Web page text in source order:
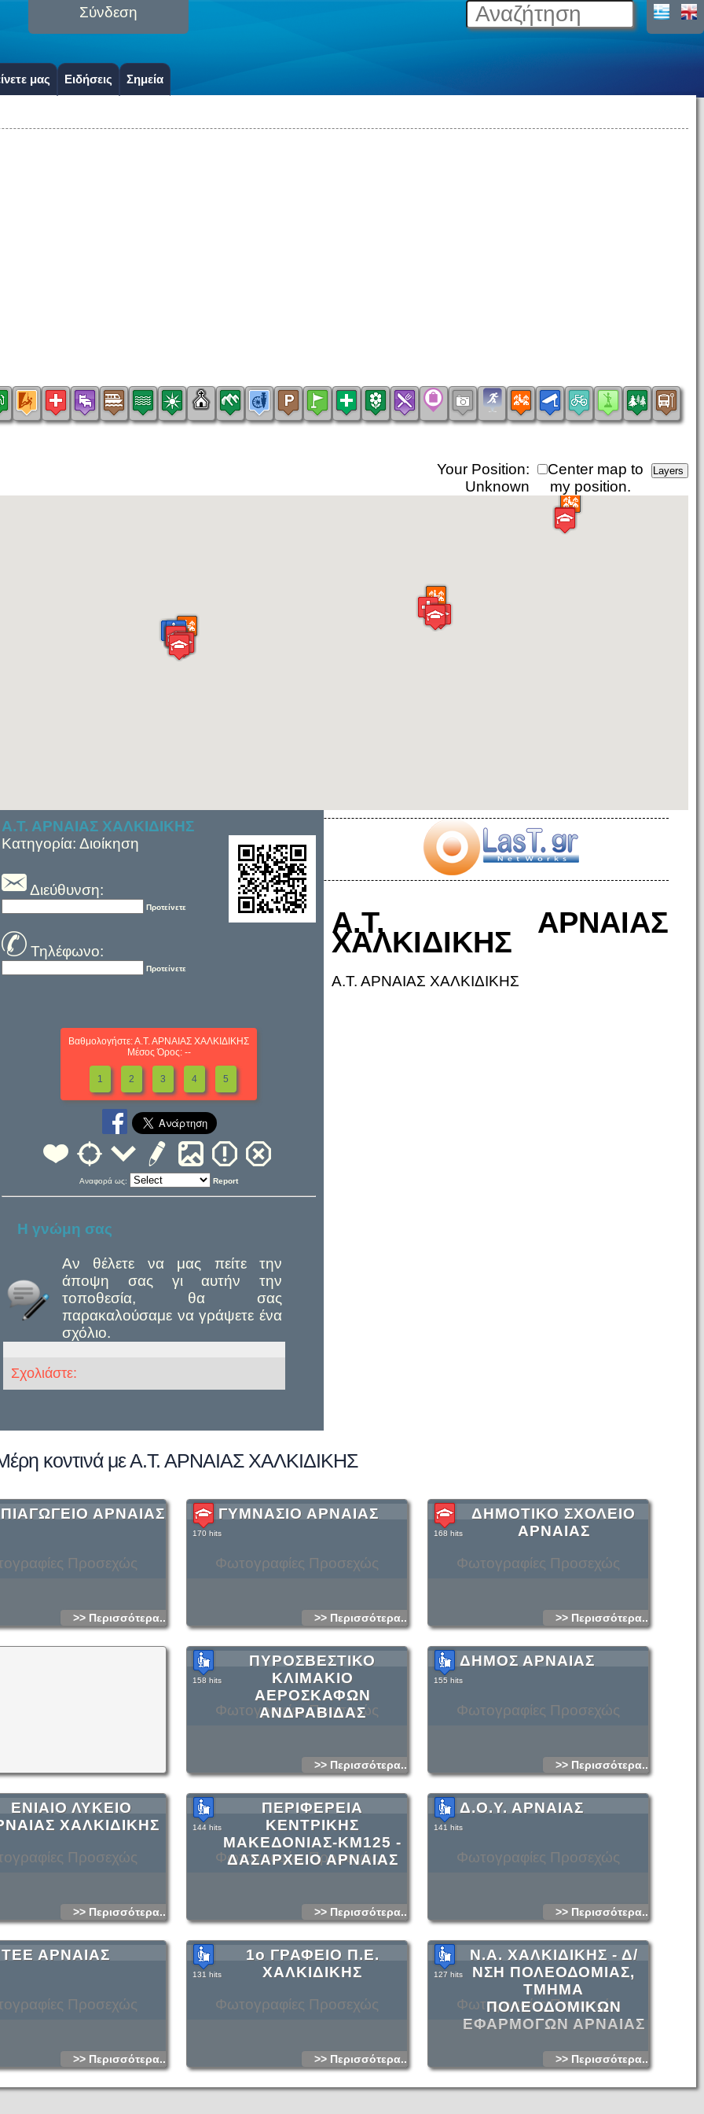
Σύνδεση
μας Ειδήσεις Σημεία
Center map to
my position.
Your Position:
Unknown
Α.Τ. ΑΡΝΑΙΑΣ ΧΑΛΚΙΔΙΚΗΣ
Κατηγορία: Διοίκηση
Διεύθυνση:
Προτείνετε
Τηλέφωνο:
Προτείνετε
Βαθμολογήστε: Α.Τ. ΑΡΝΑΙΑΣ ΧΑΛΚΙΔΙΚΗΣ
Μέσος Όρος: --
1 2 3 4 5
Αναφορά ως: Report
Η γνώμη σας
Αν θέλετε να μας πείτε την
άποψη σας γι αυτήν την
τοποθεσία, θα σας
παρακαλούσαμε να γράψετε ένα
σχόλιο.
Σχολιάστε:
Α.Τ. ΑΡΝΑΙΑΣ
ΧΑΛΚΙΔΙΚΗΣ
Α.Τ. ΑΡΝΑΙΑΣ ΧΑΛΚΙΔΙΚΗΣ
κοντινά με Α.Τ. ΑΡΝΑΙΑΣ ΧΑΛΚΙΔΙΚΗΣ
Προσεχώς
ΑΡΝΑΙΑΣ
>> Περισσότερα...
Φωτογραφίες Προσεχώς
ΓΥΜΝΑΣΙΟ ΑΡΝΑΙΑΣ
170 hits
>> Περισσότερα...
Φωτογραφίες Προσεχώς
ΔΗΜΟΤΙΚΟ ΣΧΟΛΕΙΟ
ΑΡΝΑΙΑΣ
168 hits
>> Περισσότερα...
Φωτογραφίες Προσεχώς
ΠΥΡΟΣΒΕΣΤΙΚΟ
ΚΛΙΜΑΚΙΟ
ΑΕΡΟΣΚΑΦΩΝ
ΑΝΔΡΑΒΙΔΑΣ
158 hits
>> Περισσότερα...
Φωτογραφίες Προσεχώς
ΔΗΜΟΣ ΑΡΝΑΙΑΣ
155 hits
>> Περισσότερα...
Προσεχώς
ΕΝΙΑΙΟ ΛΥΚΕΙΟ
ΧΑΛΚΙΔΙΚΗΣ
>> Περισσότερα...
Φωτογραφίες Προσεχώς
ΠΕΡΙΦΕΡΕΙΑ
ΚΕΝΤΡΙΚΗΣ
ΜΑΚΕΔΟΝΙΑΣ-KM125 -
ΔΑΣΑΡΧΕΙΟ ΑΡΝΑΙΑΣ
144 hits
>> Περισσότερα...
Φωτογραφίες Προσεχώς
Δ.Ο.Υ. ΑΡΝΑΙΑΣ
141 hits
>> Περισσότερα...
Προσεχώς
ΤΕΕ ΑΡΝΑΙΑΣ
>> Περισσότερα...
Φωτογραφίες Προσεχώς
1ο ΓΡΑΦΕΙΟ Π.Ε.
ΧΑΛΚΙΔΙΚΗΣ
131 hits
>> Περισσότερα...
Φωτογραφίες Προσεχώς
Ν.Α. ΧΑΛΚΙΔΙΚΗΣ - Δ/
ΝΣΗ ΠΟΛΕΟΔΟΜΙΑΣ,
ΤΜΗΜΑ
ΠΟΛΕΟΔΟΜΙΚΩΝ
ΕΦΑΡΜΟΓΩΝ ΑΡΝΑΙΑΣ
127 hits
>> Περισσότερα...